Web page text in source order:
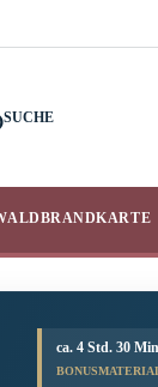
SUCHE
ca. 4 Std. 30